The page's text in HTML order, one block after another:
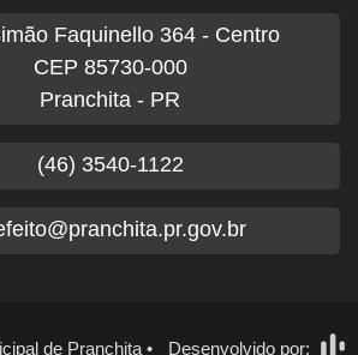
Faquinello 364 - Centro
CEP 85730-000
Pranchita - PR
(46) 3540-1122
de Pranchita • Desenvolvido por: